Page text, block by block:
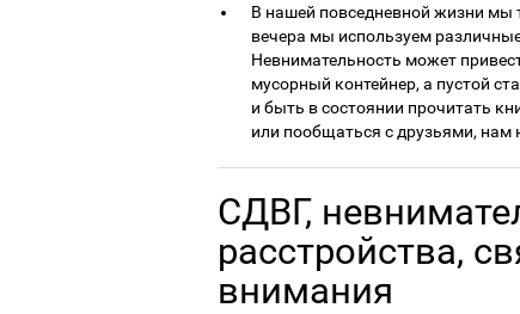
В нашей повседневной жизни мы
вечера мы используем
Невнимательность может
мусорный контейнер, а пустой
и быть в состоянии прочитать
или пообщаться с друзьями, нам
СДВГ,
расстройства,
внимания